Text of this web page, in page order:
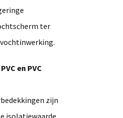
ter
en PVC
zijn